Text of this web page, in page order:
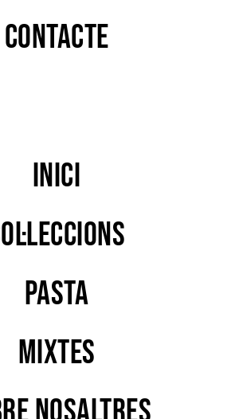
Contacte
Inici
PASTA
MIXTES